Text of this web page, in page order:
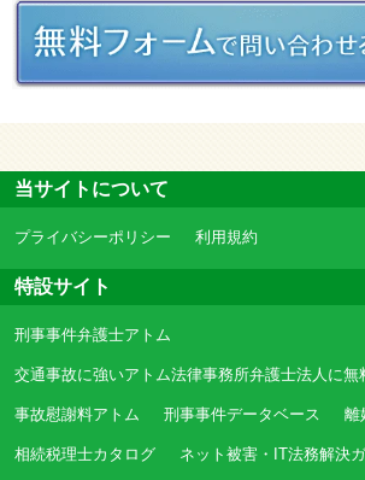
当サイトについて
プライバシーポリシー 利用規約
特設サイト
刑事事件弁護士アトム
交通事故に強いアトム法律事務所弁護士法人に無
事故慰謝料アトム 刑事事件データベース 離
相続税理士カタログ ネット被害・IT法務解決